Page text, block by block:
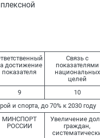
достижение
показателя
Связь с
показателями
национальных
целей
9
10
и спорта, до 70% к 2030 году
МИНСПОРТ
РОССИИ
Увеличение
граждан,